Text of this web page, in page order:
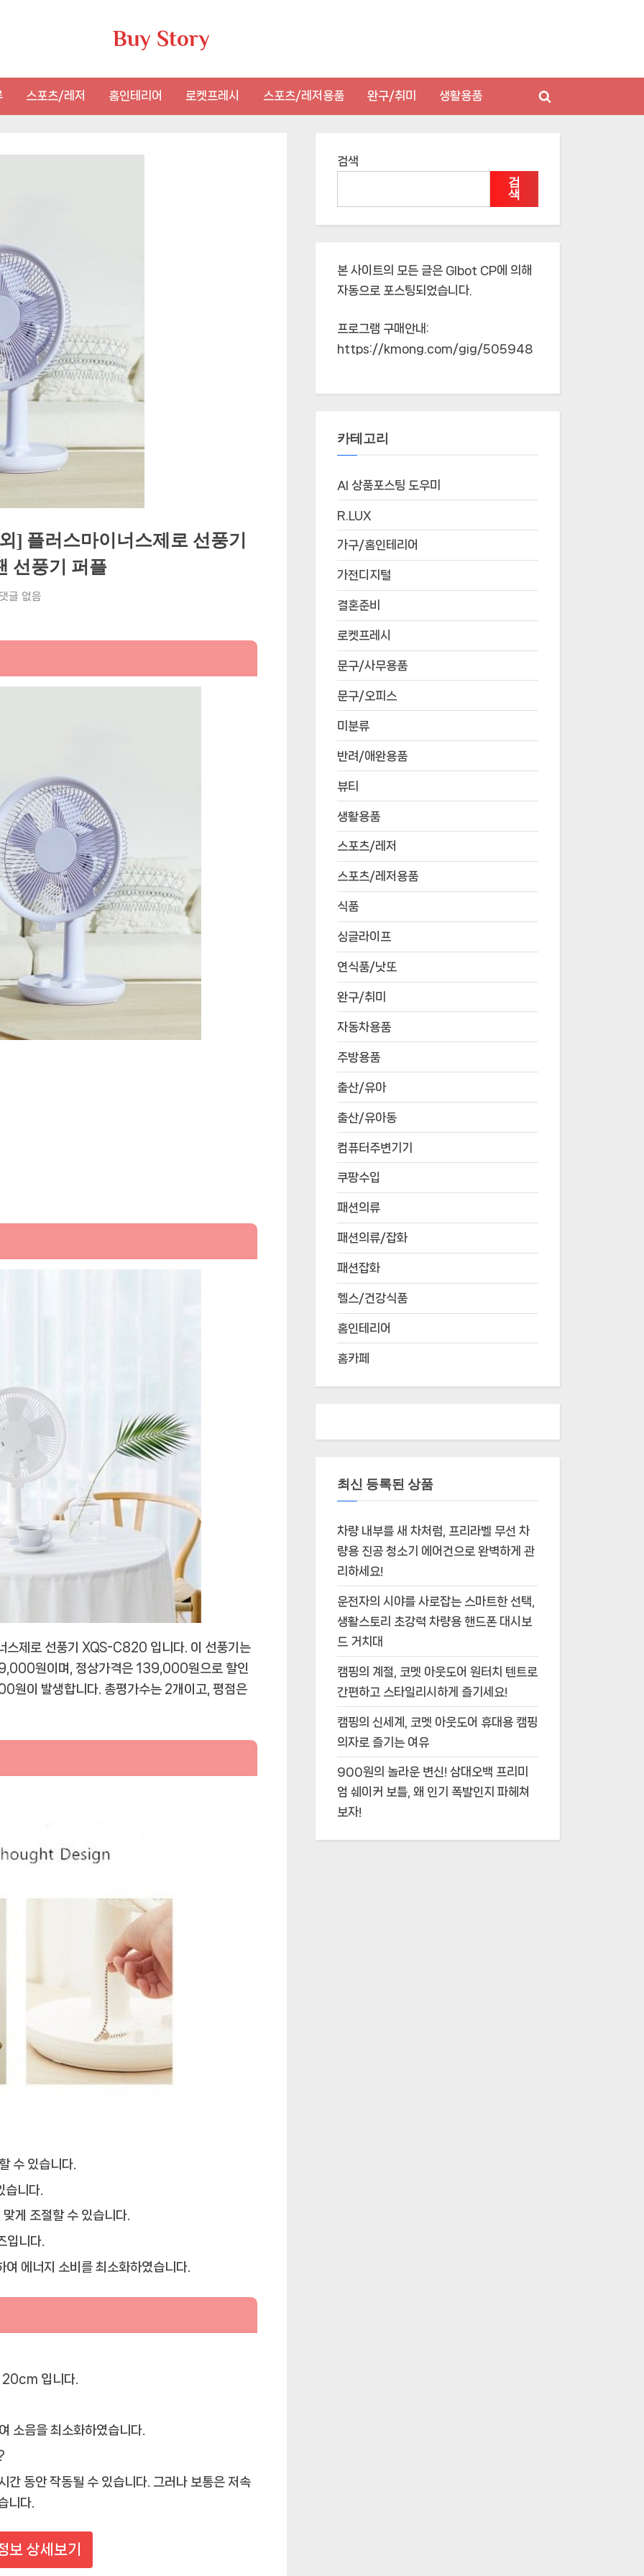
Buy Story
스포츠/레저 홈인테리어 로켓프레시 스포츠/레저용품 완구/취미 생활용품
Toggle
] 플러스마이너스제로 선풍기
선풍기 퍼플
]
글 없음
스제로 선풍기 XQS-C820 입니다. 이 선풍기는
원이며, 정상가격은 139,000원으로 할인
원이 발생합니다. 총평가수는 2개이고, 평점은
수 있습니다.
습니다.
게 조절할 수 있습니다.
입니다.
에너지 소비를 최소화하였습니다.
입니다.
소음을 최소화하였습니다.
간 동안 작동될 수 있습니다. 그러나 보통은 저속
니다.
보 상세보기
검색
검
색
본 사이트의 모든 글은 Glbot CP에 의해
자동으로 포스팅되었습니다.
프로그램 구매안내:
https://kmong.com/gig/505948
카테고리
AI 상품포스팅 도우미
R.LUX
가구/홈인테리어
가전디지털
결혼준비
로켓프레시
문구/사무용품
문구/오피스
미분류
반려/애완용품
뷰티
생활용품
스포츠/레저
스포츠/레저용품
식품
싱글라이프
연식품/낫또
완구/취미
자동차용품
주방용품
출산/유아
출산/유아동
컴퓨터주변기기
쿠팡수입
패션의류
패션의류/잡화
패션잡화
헬스/건강식품
홈인테리어
홈카페
최신 등록된 상품
차량 내부를 새 차처럼, 프리라벨 무선 차
량용 진공 청소기 에어건으로 완벽하게 관
리하세요!
운전자의 시야를 사로잡는 스마트한 선택,
생활스토리 초강력 차량용 핸드폰 대시보
드 거치대
캠핑의 계절, 코멧 아웃도어 원터치 텐트로
간편하고 스타일리시하게 즐기세요!
캠핑의 신세계, 코멧 아웃도어 휴대용 캠핑
의자로 즐기는 여유
900원의 놀라운 변신! 삼대오백 프리미
엄 쉐이커 보틀, 왜 인기 폭발인지 파헤쳐
보자!